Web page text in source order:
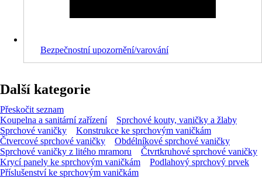
Bezpečnostní upozornění/varování
Další kategorie
Přeskočit seznam
Koupelna a sanitární zařízení
Sprchové kouty, vaničky a žlaby
Sprchové vaničky
Konstrukce ke sprchovým vaničkám
Čtvercové sprchové vaničky
Obdélníkové sprchové vaničky
Sprchové vaničky z litého mramoru
Čtvrtkruhové sprchové vaničky
Krycí panely ke sprchovým vaničkám
Podlahový sprchový prvek
Příslušenství ke sprchovým vaničkám